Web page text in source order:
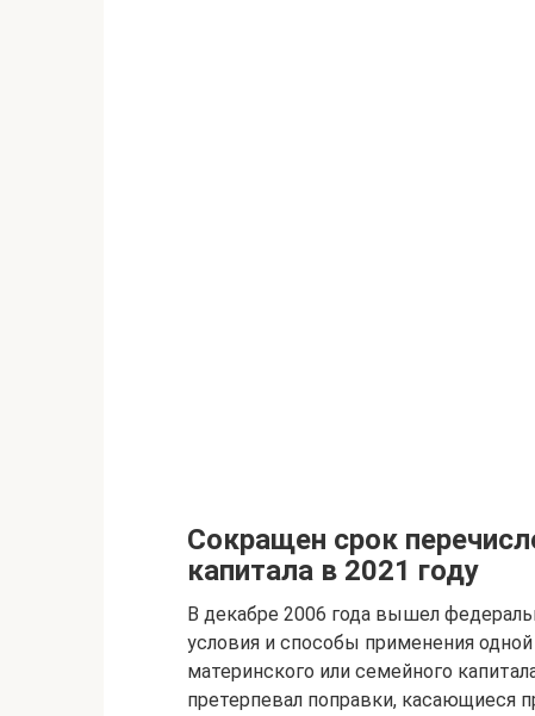
Сокращен срок
капитала в 2021 году
В декабре 2006 года вышел
условия и способы применения
материнского или семейного
претерпевал поправки, касающиеся